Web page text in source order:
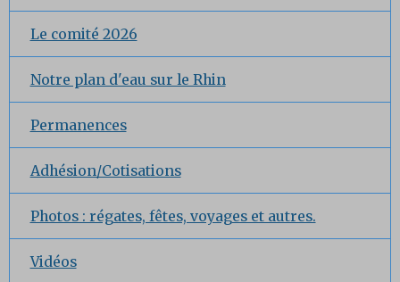
Le comité 2026
Notre plan d'eau sur le Rhin
Permanences
Adhésion/Cotisations
Photos : régates, fêtes, voyages et autres.
Vidéos